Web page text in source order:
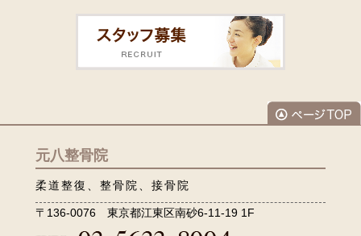
元八整骨院
柔道整復、整骨院、接骨院
〒136-0076 東京都江東区南砂6-11-19 1F